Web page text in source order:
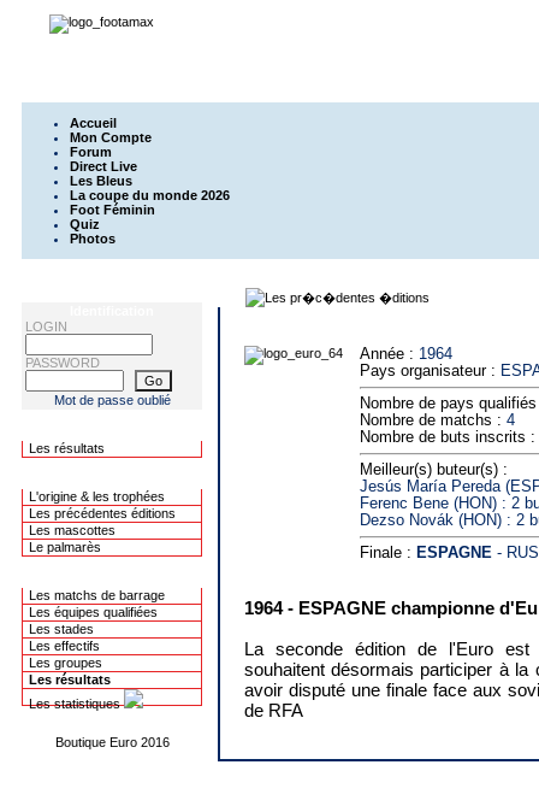
Accueil
Mon Compte
Forum
Direct Live
Les Bleus
La coupe du monde 2026
Foot Féminin
Quiz
Photos
LOGIN
PASSWORD
Mot de passe oublié
Les résultats
L'origine & les trophées
Les précédentes éditions
Les mascottes
Le palmarès
Les matchs de barrage
Les équipes qualifiées
Les stades
Les effectifs
Les groupes
Les résultats
Les statistiques
Boutique Euro 2016
Année : 1964
Pays organisateur :
Nombre de pays
Nombre de matchs : 4
Nombre de buts inscrits :
Meilleur(s) buteur(s) :
Jesús María Pereda
Ferenc Bene (HON) : 2
Dezso Novák (HON) : 2
Finale : ESPAGNE-
1964 - ESPAGNE championne
La seconde édition de l'Euro
souhaitent désormais participer à
avoir disputé une finale face aux
de RFA